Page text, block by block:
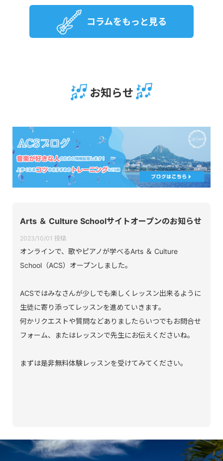
コラムをもっと見る
お知らせ
Arts ＆ Culture Schoolサイトオープンのお知らせ
2023/10/01 投稿
オンラインで、歌やピアノが学べるArts ＆ Culture
School（ACS）オープンしました。
ACSではみなさんが少しでも楽しくレッスン出来るように
生徒に寄り添ってレッスンを進めていきます。
何かリクエストや質問などありましたらいつでもお問合せ
フォーム、またはレッスンで先生にお伝えくださいね。
まずは是非無料体験レッスンを受けてみてください。
体験レッスンはこちら